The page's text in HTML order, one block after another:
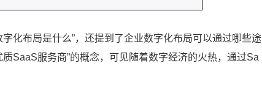
化布局是什么”，还提到了企业数字化布局可以通过哪些途
SaaS服务商”的概念，可见随着数字经济的火热，通过Sa